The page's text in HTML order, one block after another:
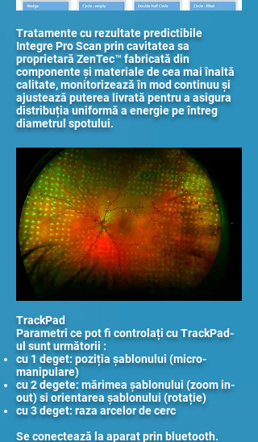
Tratamente cu rezultate predictibile
Integre Pro Scan prin cavitatea sa
proprietară ZenTec™ fabricată din
componente și materiale de cea mai înaltă
calitate, monitorizează în mod continuu și
ajustează puterea livrată pentru a asigura
distribuția uniformă a energie pe întreg
diametrul spotului.
​TrackPad
Parametri ce pot fi controlați cu TrackPad-
ul sunt următorii :
cu 1 deget: poziția șablonului (micro-
manipulare)
cu 2 degete: mărimea șablonului (zoom in-
out) si orientarea șablonului (rotație)
cu 3 deget: raza arcelor de cerc
Se conectează la aparat prin bluetooth.